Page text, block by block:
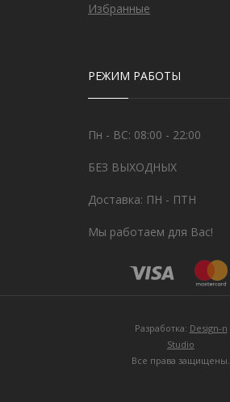
Избранные
РЕЖИМ РАБОТЫ
Пн - ВС: 08:00 - 22:00
БЕЗ ВЫХОДНЫХ
Доставка: ПН - ПТН
Мы работаем для Вас!
Разработка: Design-n
Studio
Все права защищены.